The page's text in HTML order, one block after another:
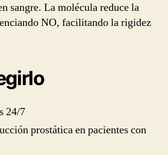
sangre. La molécula reduce la
NO, facilitando la rigidez
24/7
prostática en pacientes con